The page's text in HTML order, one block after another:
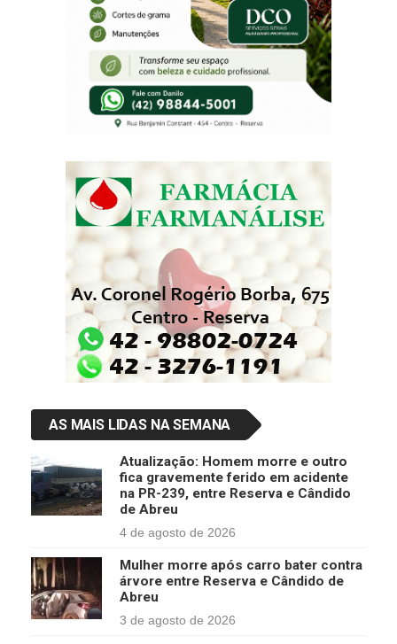
AS MAIS LIDAS NA SEMANA
Atualização: Homem morre e outro
fica gravemente ferido em acidente
na PR-239, entre Reserva e Cândido
de Abreu
4 de agosto de 2026
Mulher morre após carro bater contra
árvore entre Reserva e Cândido de
Abreu
3 de agosto de 2026